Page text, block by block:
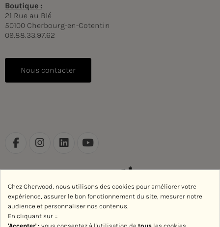
Boutique :
21 Rue au Blé
50100 Cherbourg-en-Cotentin
09.88.33.97.62
Nous contacter
Chez Cherwood, nous utilisons des cookies pour améliorer votre
expérience, assurer le bon fonctionnement du site, mesurer notre
audience et personnaliser nos contenus.
En cliquant sur =